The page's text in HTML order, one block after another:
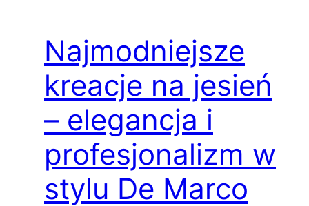
Najmodniejsze
kreacje na jesień
– elegancja i
profesjonalizm w
stylu De Marco